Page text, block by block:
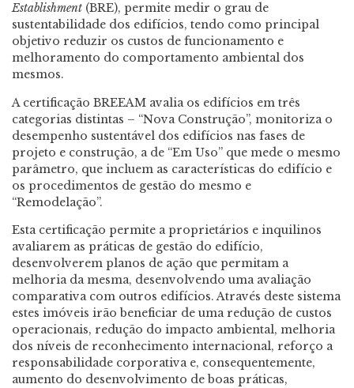
Establishment (BRE), permite medir o grau de
sustentabilidade dos edifícios, tendo como principal
objetivo reduzir os custos de funcionamento e
melhoramento do comportamento ambiental dos
mesmos.
A certificação BREEAM avalia os edifícios em três
categorias distintas – “Nova Construção”, monitoriza o
desempenho sustentável dos edifícios nas fases de
projeto e construção, a de “Em Uso” que mede o mesmo
parâmetro, que incluem as características do edifício e
os procedimentos de gestão do mesmo e
“Remodelação”.
Esta certificação permite a proprietários e inquilinos
avaliarem as práticas de gestão do edifício,
desenvolverem planos de ação que permitam a
melhoria da mesma, desenvolvendo uma avaliação
comparativa com outros edifícios. Através deste sistema
estes imóveis irão beneficiar de uma redução de custos
operacionais, redução do impacto ambiental, melhoria
dos níveis de reconhecimento internacional, reforço a
responsabilidade corporativa e, consequentemente,
aumento do desenvolvimento de boas práticas,